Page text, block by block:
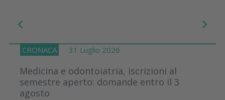
CRONACA 31 Luglio 2026
Medicina e odontoiatria, iscrizioni al
semestre aperto: domande entro il 3
agosto